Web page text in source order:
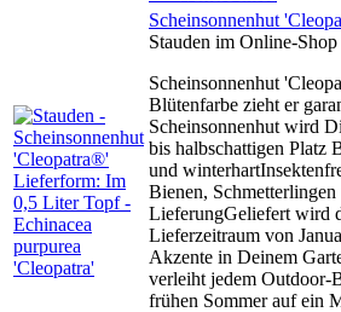
Scheinsonnenhut
Stauden im Online-
Scheinsonnenhut
Blütenfarbe zieht er
Scheinsonnenhut wird
bis halbschattigen Platz
und
Bienen,
LieferungGeliefert wird
Lieferzeitraum von
Akzente in Deinem
verleiht jedem Outdoor-
frühen Sommer auf ein